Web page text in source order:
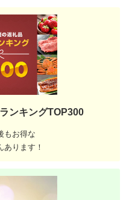
ンキングTOP300
もお得な
ります！